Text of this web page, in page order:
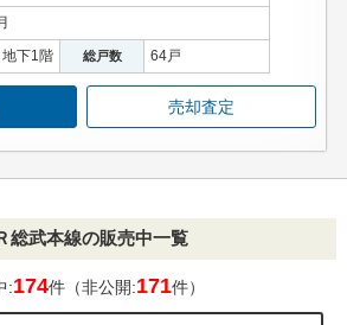
下1階 総戸数 64戸
売却査定
総武本線の販売中一覧
:174件（非公開:171件）